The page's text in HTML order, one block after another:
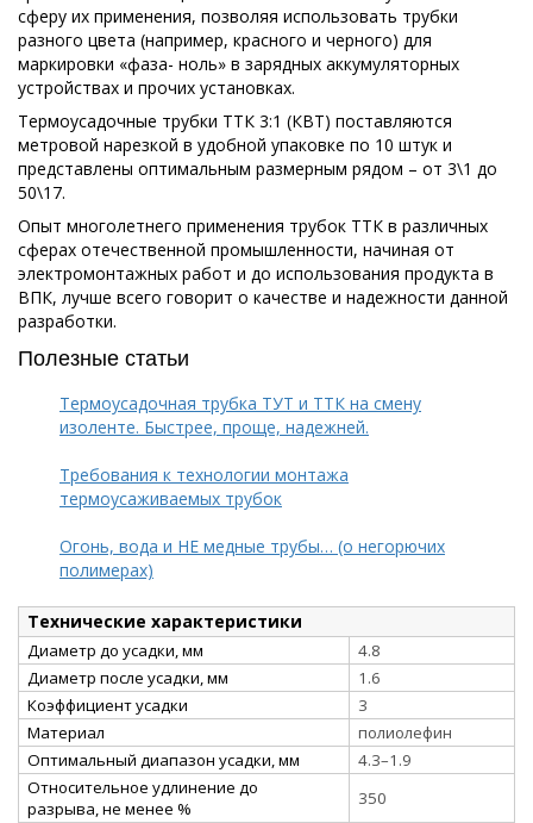
сферу их применения, позволяя использовать трубки
разного цвета (например, красного и черного) для
маркировки «фаза- ноль» в зарядных аккумуляторных
устройствах и прочих установках.
Термоусадочные трубки ТТК 3:1 (КВТ) поставляются
метровой нарезкой в удобной упаковке по 10 штук и
представлены оптимальным размерным рядом – от 3\1 до
50\17.
Опыт многолетнего применения трубок ТТК в различных
сферах отечественной промышленности, начиная от
электромонтажных работ и до использования продукта в
ВПК, лучше всего говорит о качестве и надежности данной
разработки.
Полезные статьи
Термоусадочная трубка ТУТ и ТТК на смену
изоленте. Быстрее, проще, надежней.
Требования к технологии монтажа
термоусаживаемых трубок
Огонь, вода и НЕ медные трубы… (о негорючих
полимерах)
Технические характеристики
Диаметр до усадки, мм
4.8
Диаметр после усадки, мм
1.6
Коэффициент усадки
3
Материал
полиолефин
Оптимальный диапазон усадки, мм
4.3–1.9
Относительное удлинение до
разрыва, не менее %
350